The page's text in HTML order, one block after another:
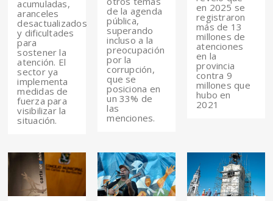
acumuladas,
aranceles
desactualizados
y dificultades
para
sostener la
atención. El
sector ya
implementa
medidas de
fuerza para
visibilizar la
situación.
de la agenda
pública,
superando
incluso a la
preocupación
por la
corrupción,
que se
posiciona en
un 33% de
las
menciones.
en 2025 se
registraron
más de 13
millones de
atenciones
en la
provincia
contra 9
millones que
hubo en
2021